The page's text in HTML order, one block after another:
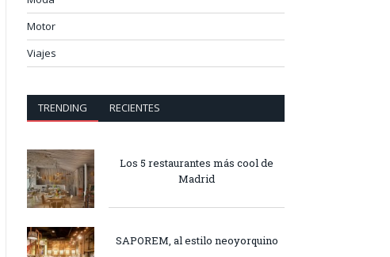
Motor
Viajes
TRENDING RECIENTES
Los 5 restaurantes más cool de
Madrid
SAPOREM, al estilo neoyorquino